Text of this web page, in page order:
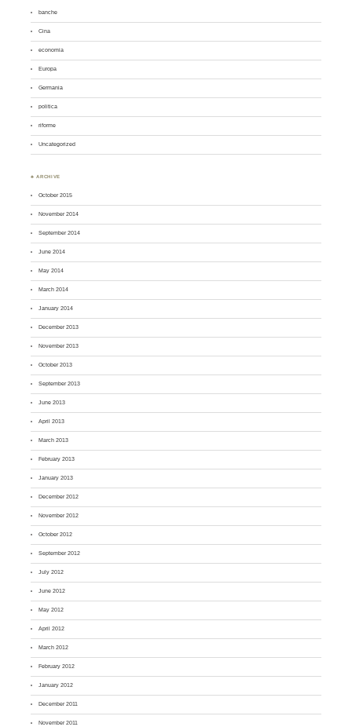
banche
Cina
economia
Europa
Germania
politica
riforme
Uncategorized
♣ ARCHIVE
October 2015
November 2014
September 2014
June 2014
May 2014
March 2014
January 2014
December 2013
November 2013
October 2013
September 2013
June 2013
April 2013
March 2013
February 2013
January 2013
December 2012
November 2012
October 2012
September 2012
July 2012
June 2012
May 2012
April 2012
March 2012
February 2012
January 2012
December 2011
November 2011